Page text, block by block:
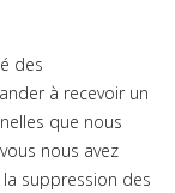
des
à recevoir un
que nous
nous avez
suppression des